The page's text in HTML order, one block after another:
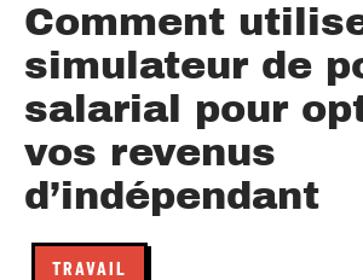
Comment
simulateur de
salarial pour
vos revenus
d’indépendant
TRAVAIL